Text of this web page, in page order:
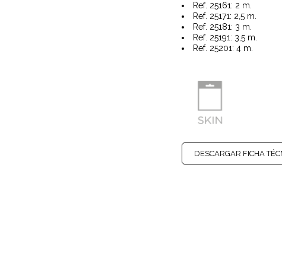
Ref. 25161: 2 m.
Ref. 25171: 2,5 m.
Ref. 25181: 3 m.
Ref. 25191: 3,5 m.
Ref. 25201: 4 m.
DESCARGAR FICHA